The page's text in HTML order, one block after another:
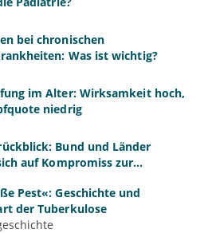
bei chronischen
Was ist wichtig?
im Alter: Wirksamkeit hoch,
niedrig
Bund und Länder
auf Kompromiss zur
Pest«: Geschichte und
der Tuberkulose